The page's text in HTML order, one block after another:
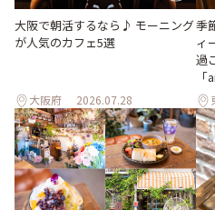
大阪で朝活するなら♪ モーニング
が人気のカフェ5選
大阪府 2026.07.28
季
ィ
過